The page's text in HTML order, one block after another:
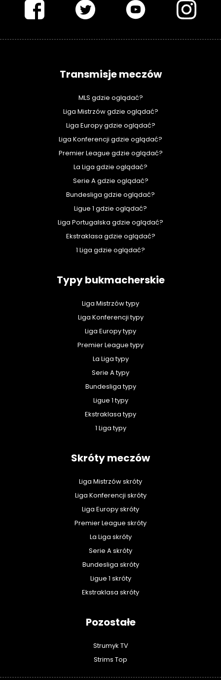
Transmisje meczów
MLS gdzie oglądać?
Liga Mistrzów gdzie oglądać?
Liga Europy gdzie oglądać?
Liga Konferencji gdzie oglądać?
Premier League gdzie oglądać?
La Liga gdzie oglądać?
Serie A gdzie oglądać?
Bundesliga gdzie oglądać?
Ligue 1 gdzie oglądać?
Liga Portugalska gdzie oglądać?
Ekstraklasa gdzie oglądać?
1 Liga gdzie oglądać?
Typy bukmacherskie
Liga Mistrzów typy
Liga Konferencji typy
Liga Europy typy
Premier League typy
La Liga typy
Serie A typy
Bundesliga typy
Ligue 1 typy
Ekstraklasa typy
1 Liga typy
Skróty meczów
Liga Mistrzów skróty
Liga Konferencji skróty
Liga Europy skróty
Premier League skróty
La Liga skróty
Serie A skróty
Bundesliga skróty
Ligue 1 skróty
Ekstraklasa skróty
Pozostałe
Strumyk TV
Strims Top